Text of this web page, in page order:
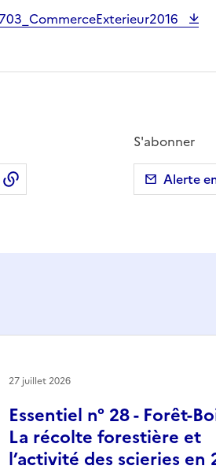
Twitter)
LinkedInpar email
Copier dans le presse-papier
S'abonner
Alerte
Essentiel n° 28 - Forêt-
La récolte forestière et
l’activité des scieries en
27 juillet 2026